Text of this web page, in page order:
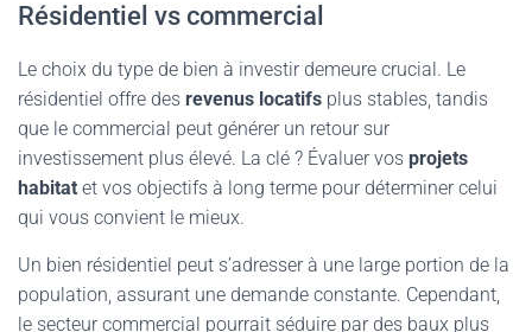
Résidentiel vs commercial
Le choix du type de bien à investir demeure crucial. Le
résidentiel offre des revenus locatifs plus stables, tandis
que le commercial peut générer un retour sur
investissement plus élevé. La clé ? Évaluer vos projets
habitat et vos objectifs à long terme pour déterminer celui
qui vous convient le mieux.
Un bien résidentiel peut s’adresser à une large portion de la
population, assurant une demande constante. Cependant,
le secteur commercial pourrait séduire par des baux plus